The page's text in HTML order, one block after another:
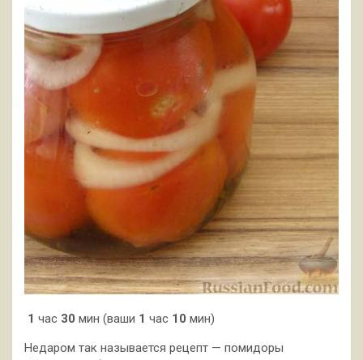
1 час 30 мин (ваши 1 час 10 мин)
Недаром так называется рецепт — помидоры